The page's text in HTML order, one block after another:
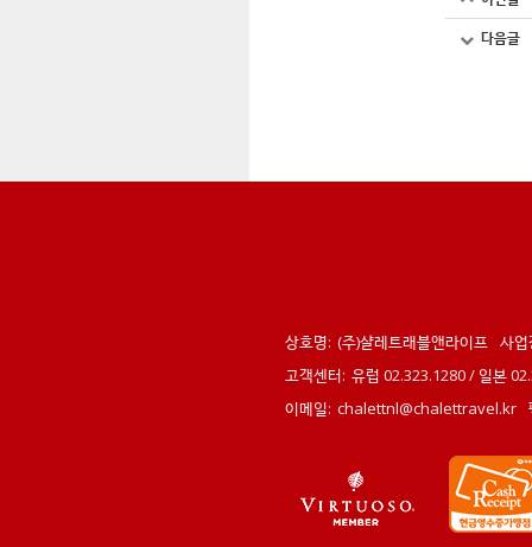
다음글
상호명: (주)샬레트래블앤라이프 사
고객센터: 유럽 02.323.1280 / 일본
이메일: chalettnl@chalettravel.kr